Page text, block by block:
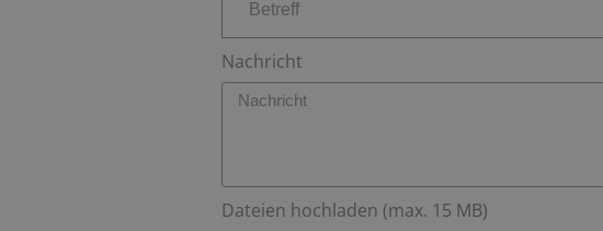
Nachricht
Dateien hochladen (max. 15 MB)